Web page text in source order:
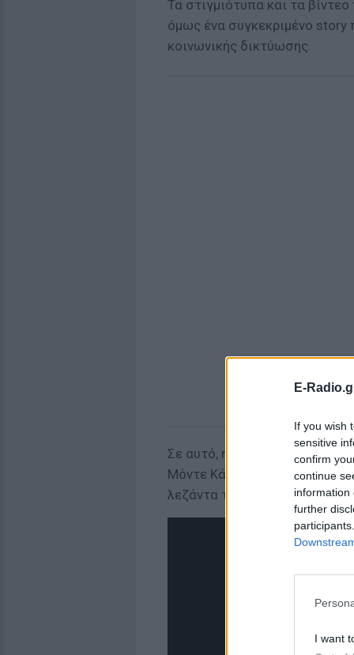
E-
If you wish
sensitive
confirm
continue
information
further
I want
Τα στιγμιότυπα και τα
όμως ένα συγκεκριμένο
κοινωνικής δικτύωσης.
Σε αυτό, η Ιωάννα Τούνη
Μόντε Κάρλο,
λεζάντα του story τη φράση